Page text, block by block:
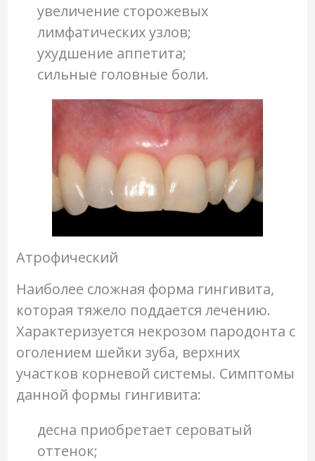
увеличение сторожевых
лимфатических узлов;
ухудшение аппетита;
сильные головные боли.
Атрофический
Наиболее сложная форма гингивита,
которая тяжело поддается лечению.
Характеризуется некрозом пародонта с
оголением шейки зуба, верхних
участков корневой системы. Симптомы
данной формы гингивита:
десна приобретает сероватый
оттенок;